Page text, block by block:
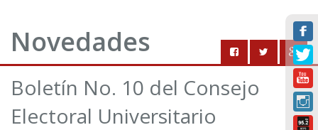
Novedades
Boletín No. 10 del Consejo
Electoral Universitario